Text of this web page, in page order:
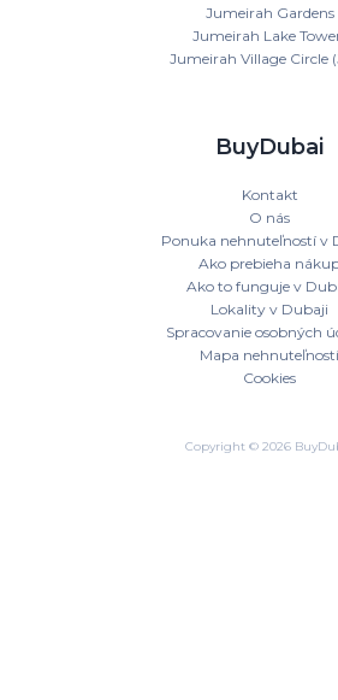
Jumeirah Gardens
Jumeirah Lake
Jumeirah Village Circle
BuyDubai
Kontakt
O nás
Ponuka nehnuteľností v
Ako prebieha
Ako to funguje v
Lokality v Dubaji
Spracovanie osobných
Mapa nehnuteľností
Cookies
Copyright © 2026